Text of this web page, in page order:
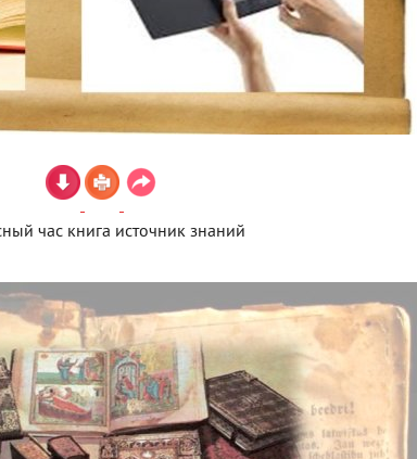
час книга источник знаний